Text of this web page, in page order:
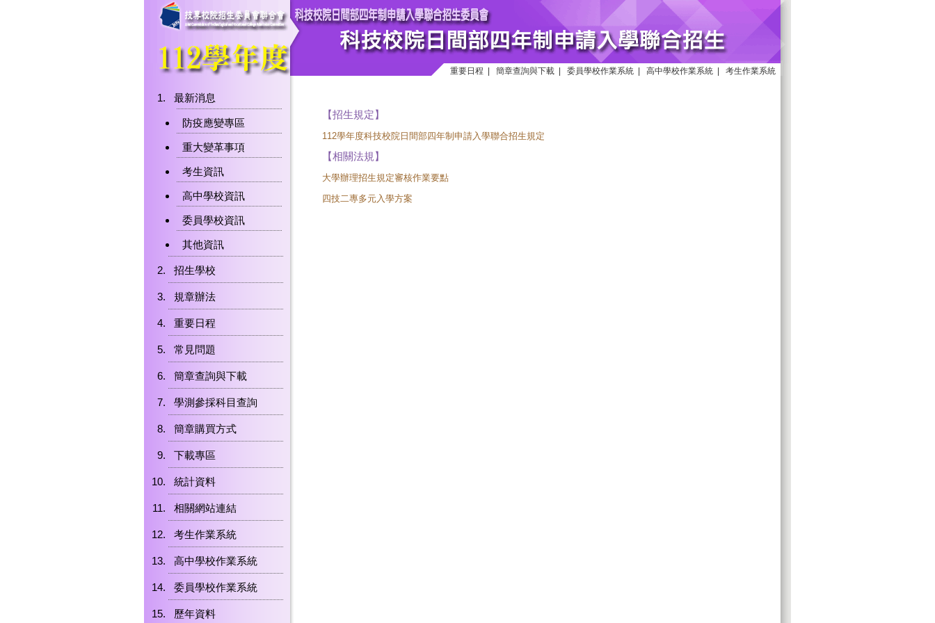
重要日程 簡章查詢與下載 委員學校作業系統 高中學校作業系統 考生作業系統
最新消息
防疫應變專區
重大變革事項
考生資訊
高中學校資訊
委員學校資訊
其他資訊
招生學校
規章辦法
重要日程
常見問題
簡章查詢與下載
學測參採科目查詢
簡章購買方式
下載專區
統計資料
相關網站連結
考生作業系統
高中學校作業系統
委員學校作業系統
歷年資料
【招生規定】
112學年度科技校院日間部四年制申請入學聯合招生規定
【相關法規】
大學辦理招生規定審核作業要點
四技二專多元入學方案